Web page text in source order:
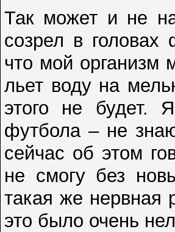
Так может и не
созрел в
что мой организм
льет воду на
этого не будет.
футбола – не
сейчас об этом
не смогу без
такая же нервная
это было очень